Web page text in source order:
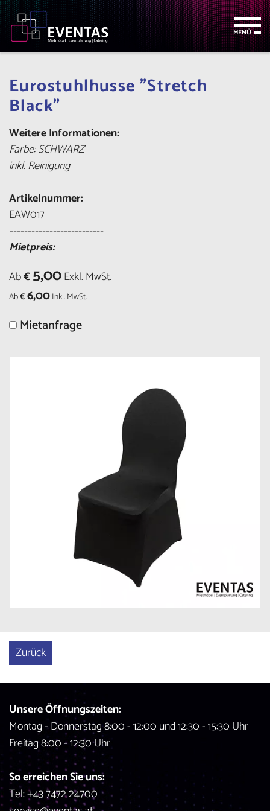
Seitenbereiche:
Zum
Inhalt
Zur
Hauptnavigation
Zur
Footernavigation
MENÜ
Eurostuhlhusse "Stretch
Black"
Weitere Informationen:
Farbe: SCHWARZ
inkl. Reinigung
Artikelnummer:
EAW017
--------------------------
Mietpreis:
Ab€5,00Exkl. MwSt.
Ab€6,00Inkl. MwSt.
Mietanfrage
Zurück
Unsere Öffnungszeiten:
Montag - Donnerstag 8:00 - 12:00 und 12:30 - 15:30 Uhr
Freitag 8:00 - 12:30 Uhr
So erreichen Sie uns:
Tel: +43 7472 24700